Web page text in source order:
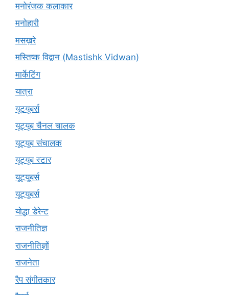
मनोरंजक कलाकार
मनोहारी
मसख़रे
मस्तिष्क विद्वान (Mastishk Vidwan)
मार्केटिंग
यात्रा
यूटयूबर्स
यूट्यूब चैनल चालक
यूट्यूब संचालक
यूट्यूब स्टार
यूट्यूबर्स
यूट्‍यूबर्स
योद्धा डेरेन्ट
राजनीतिज्ञ
राजनीतिज्ञों
राजनेता
रैप संगीतकार